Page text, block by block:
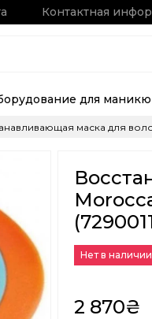
Контактная
для
маска для
Нет в наличии
2 870₴